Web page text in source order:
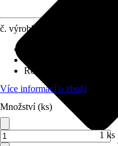
č. výrobku
Rozměry sloupů/sloupků
Více informací o zboží
Množství (ks)
1 ks